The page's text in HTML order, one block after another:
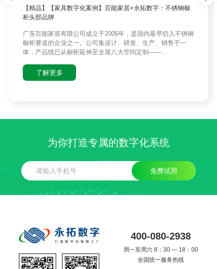
【精品】【家具数字化案例】百能家居×永拓数字：不锈钢橱
柜头部品牌
广东百能家居有限公司成立于2006年，是国内最早切入不锈钢
橱柜赛道的企业之一。公司集设计、研发、生产、销售于一
体，产品线已从橱柜延伸至全屋八大空间定制——...
了解更多
为你打造专属的数字化系统
免费试用
400-080-2938
周一至周六 8：30 — 18：00
全国统一服务热线